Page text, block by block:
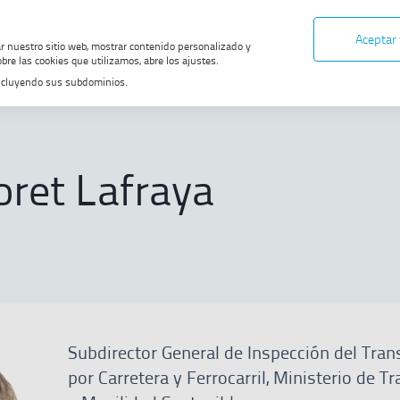
Conoce ENAIRE
Lafraya
Subdirector General de Inspección del
por Carretera y Ferrocarril, Ministerio de
sitio web, mostrar contenido personalizado y
las cookies que utilizamos, abre los ajustes.
sus subdominios.
Aceptar